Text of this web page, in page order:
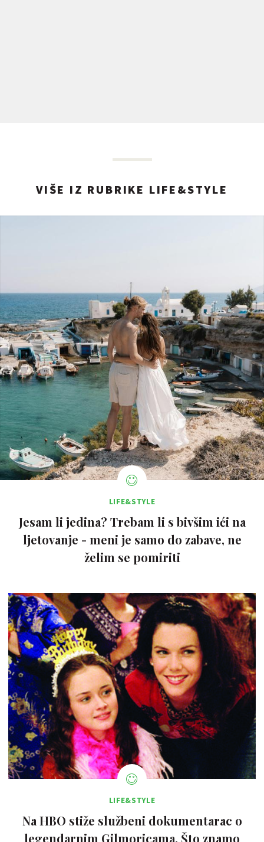
VIŠE IZ RUBRIKE LIFE&STYLE
LIFE&STYLE
Jesam li jedina? Trebam li s bivšim ići na
ljetovanje - meni je samo do zabave, ne
želim se pomiriti
LIFE&STYLE
Na HBO stiže službeni dokumentarac o
legendarnim Gilmoricama. Što znamo